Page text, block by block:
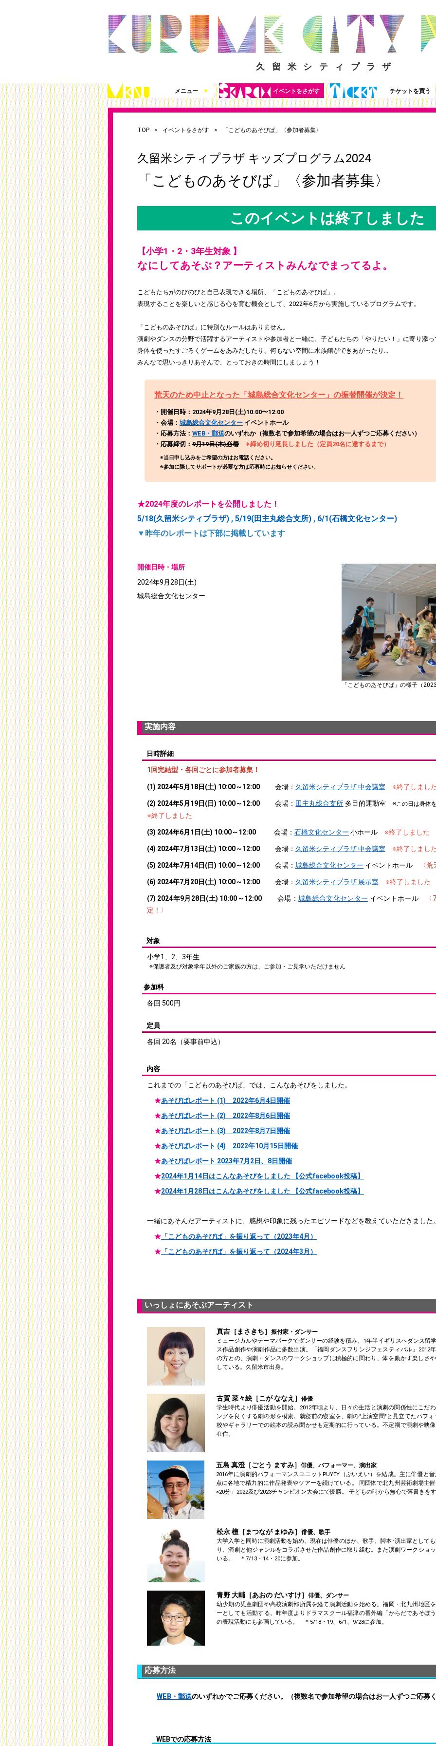
久留米シティプラザ
メニュー ▼
久留米シティプラザとは
施設案内（360度パノラマビュー）
アクセス
施設を借りる
（図面、資料、書類ダウンロード）
施設写真使用・撮影の届出
チケット発売情報
これまでの取組
シティプラザ応援プロジェクト
お知らせ
イベントをさがす チケットを買う
TOP イベントをさがす 「こどものあそびば」〈参加者募集〉
久留米シティプラザ キッズプログラム2024
「こどものあそびば」〈参加者募集〉
このイベントは終了しました
【小学1・2・3年生対象 】
なにしてあそぶ？アーティストみんなでまってるよ。
こどもたちがのびのびと自己表現できる場所、「こどものあそびば」。
表現することを楽しいと感じる心を育む機会として、2022年6月から実施しているプログラムです。
「こどものあそびば」に特別なルールはありません。
演劇やダンスの分野で活躍するアーティストや参加者と一緒に、子どもたちの「やりたい！」に寄り添
身体を使ったすごろくゲームをあみだしたり、何もない空間に水族館ができあがったり…
みんなで思いっきりあそんで、とっておきの時間にしましょう！
荒天のため中止となった「城島総合文化センター」の振替開催が決定！
・開催日時：2024年9月28日(土)10:00〜12:00
・会場： 城島総合文化センター イベントホール
・応募方法： WEB・郵送のいずれか（複数名で参加希望の場合はお一人ずつご応募ください）
・応募締切： 9月19日(木)必着 ※締め切り延長しました（定員20名に達するまで）
※当日申し込みをご希望の方はお電話ください。
※参加に際してサポートが必要な方は応募時にお知らせください。
★2024年度のレポートを公開しました！
5/18(久留米シティプラザ) , 5/19(田主丸総合支所) , 6/1(石橋文化センター)
▼昨年のレポートは下部に掲載しています
「こどものあそびば」の様子（
開催日時・場所
2024年9月28日(土)
城島総合文化センター
実施内容
日時詳細
1回完結型・各回ごとに参加者募集！
(1) 2024年5月18日(土) 10:00～12:00 会場： 久留米シティプラザ 中会議室 ※終了しまし
(2) 2024年5月19日(日) 10:00～12:00 会場： 田主丸総合支所 多目的運動室 ※この日は身体
※終了しました
(3) 2024年6月1日(土) 10:00～12:00 会場： 石橋文化センター 小ホール ※終了しました
(4) 2024年7月13日(土) 10:00～12:00 会場： 久留米シティプラザ 中会議室 ※終了しまし
(5) 2024年7月14日(日) 10:00～12:00 会場： 城島総合文化センター イベントホール 〈荒
(6) 2024年7月20日(土) 10:00～12:00 会場： 久留米シティプラザ 展示室 ※終了しました
(7) 2024年9月28日(土) 10:00～12:00 会場： 城島総合文化センター イベントホール
定！〉
対象
小学1、2、3年生
※保護者及び対象学年以外のご家族の方は、ご参加・ご見学いただけません
参加料
各回 500円
定員
各回 20名（要事前申込）
内容
これまでの「こどものあそびば」では、こんなあそびをしました。
★あそびばレポート (1) 2022年6月4日開催
★あそびばレポート (2) 2022年8月6日開催
★あそびばレポート (3) 2022年8月7日開催
★あそびばレポート (4) 2022年10月15日開催
★あそびばレポート 2023年7月2日、8日開催
★2024年1月14日はこんなあそびをしました 【公式facebook投稿】
★2024年1月28日はこんなあそびをしました 【公式facebook投稿】
一緒にあそんだアーティストに、感想や印象に残ったエピソードなどを教えていただきました
★ 「こどものあそびば」を振り返って（2023年4月）
★ 「こどものあそびば」を振り返って（2024年3月）
いっしょにあそぶアーティスト
真吉［まさきち］ 振付家・ダンサー
ミュージカルやテーマパークでダンサーの経験を積み、1年半イギリスへダンス留
ス作品創作や演劇作品に多数出演。「福岡ダンスフリンジフェスティバル」2012
の方との、演劇・ダンスのワークショップに積極的に関わり、体を動かす楽しさ
している。久留米市出身。
古賀 菜々絵［こが ななえ］ 俳優
学生時代より俳優活動を開始。2012年頃より、日々の生活と演劇の関係性にこだ
ングを良くする劇の形を模索。就寝前の寝室を、劇の"上演空間"と見立てたパフ
校やギャラリーでの絵本の読み聞かせも定期的に行っている。不定期で演劇や映
在住。
五島 真澄［ごとう ますみ］ 俳優、パフォーマー、演出家
2016年に演劇的パフォーマンスユニットPUYEY（ぷいえい）を結成。主に俳優と
点に各地で精力的に作品発表やツアーを続けている。 同団体で北九州芸術劇場主
×20分」2022及び2023チャンピオン大会にて優勝。 子どもの時から無心で落書きを
松永 檀［まつなが まゆみ］ 俳優、歌手
大学入学と同時に演劇活動を始め、現在は俳優のほか、歌手、脚本･演出家として
り、演劇と他ジャンルをコラボさせた作品創作に取り組む。また演劇ワークショ
いる。 ＊7/13・14・20に参加。
青野 大輔［あおの だいすけ］ 俳優、ダンサー
幼少期の児童劇団や高校演劇部所属を経て演劇活動を始める。福岡・北九州地区
ーとしても活動する。昨年度よりドラマスクール福津の番外編「からだであそぼ
の表現活動にも参画している。 ＊5/18・19、6/1、9/28に参加。
応募方法
WEB・郵送のいずれかでご応募ください。（複数名で参加希望の場合はお一人ずつご応募
WEBでの応募方法